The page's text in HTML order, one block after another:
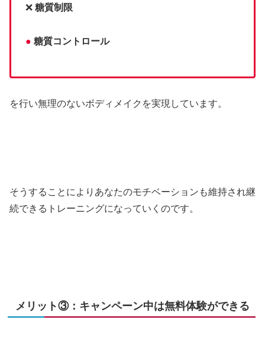
❌ 糖質制限
● 糖質コントロール
を行い無理のないボディメイクを実現しています。
そうすることによりあなたのモチベーションも維持され継
続できるトレーニングになっていくのです。
メリット③：キャンペーン中は無料体験ができる